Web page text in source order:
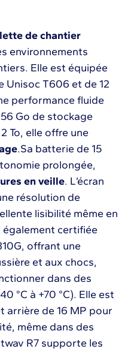
de chantier
environnements
Elle est équipée
Unisoc T606 et de 12
performance fluide
Go de stockage
To, elle offre une
.Sa batterie de 15
prolongée,
en veille. L’écran
résolution de
lisibilité même en
certifiée
offrant une
et aux chocs,
dans des
°C à +70 °C). Elle est
arrière de 16 MP pour
même dans des
R7 supporte les